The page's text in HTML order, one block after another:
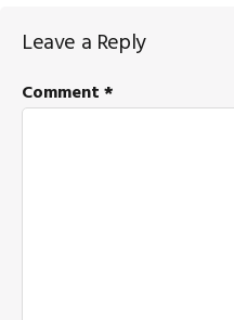
Reader
Interactions
Leave a Reply
Comment*